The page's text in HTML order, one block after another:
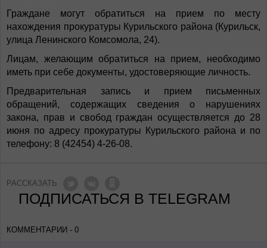
Граждане могут обратиться на прием по месту
нахождения прокуратуры Курильского района (Курильск,
улица Ленинского Комсомола, 24).
Лицам, желающим обратиться на прием, необходимо
иметь при себе документы, удостоверяющие личность.
Предварительная запись и прием письменных
обращений, содержащих сведения о нарушениях
закона, прав и свобод граждан осуществляется до 28
июня по адресу прокуратуры Курильского района и по
телефону: 8 (42454) 4-26-08.
РАССКАЗАТЬ
ПОДПИСАТЬСЯ В TELEGRAM
КОММЕНТАРИИ - 0